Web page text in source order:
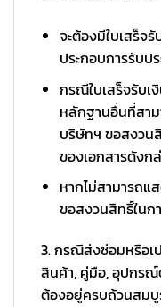
จะต้องมีใบเสร็จ
ประกอบการรับป
กรณีใบเสร็จรับเ
หลักฐานอื่นที่สา
บริษัทฯ ขอสงวน
ของเอกสารดังก
หากไม่สามารถ
ขอสงวนสิทธิ์ในก
3. กรณีส่งซ่อมหรือ
สินค้า, คู่มือ, อุปกร
ต้องอยู่ครบถ้วนสม